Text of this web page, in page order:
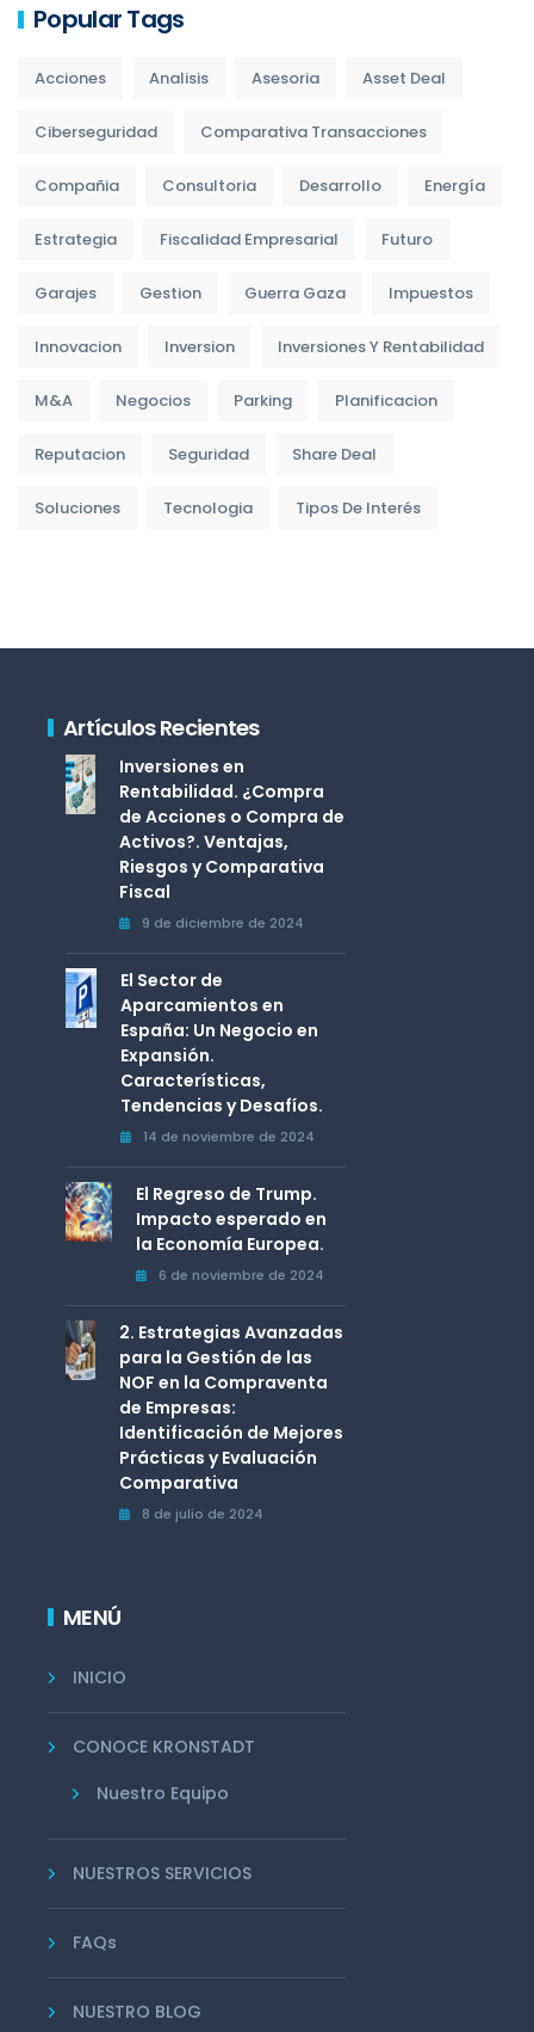
Popular Tags
Acciones Analisis Asesoria Asset Deal
Ciberseguridad Comparativa Transacciones
Compañia Consultoria Desarrollo Energía
Estrategia Fiscalidad Empresarial Futuro
Garajes Gestion Guerra Gaza Impuestos
Innovacion Inversion Inversiones Y Rentabilidad
M&A Negocios Parking Planificacion
Reputacion Seguridad Share Deal
Soluciones Tecnologia Tipos De Interés
Artículos Recientes
Inversiones en
Rentabilidad. ¿Compra
de Acciones o Compra de
Activos?. Ventajas,
Riesgos y Comparativa
Fiscal
9 de diciembre de 2024
El Sector de
Aparcamientos en
España: Un Negocio en
Expansión.
Características,
Tendencias y Desafíos.
14 de noviembre de 2024
El Regreso de Trump.
Impacto esperado en
la Economía Europea.
6 de noviembre de 2024
2. Estrategias Avanzadas
para la Gestión de las
NOF en la Compraventa
de Empresas:
Identificación de Mejores
Prácticas y Evaluación
Comparativa
8 de julio de 2024
MENÚ
INICIO
CONOCE KRONSTADT
Nuestro Equipo
NUESTROS SERVICIOS
FAQs
NUESTRO BLOG